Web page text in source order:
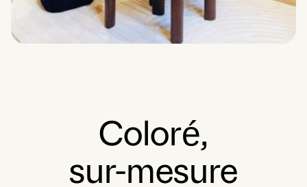
Coloré,
sur-mesure